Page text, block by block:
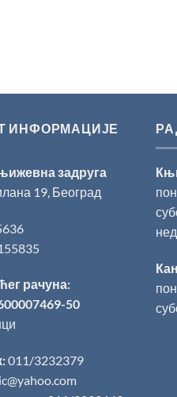
ИНФОРМАЦИЈЕ
задруга
19, Београд
рачуна:
50
011/3232379